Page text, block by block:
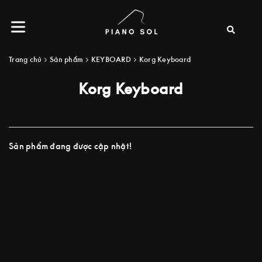
Trang chủ Sản phẩm KEYBOARD Korg Keyboard
Korg Keyboard
Sản phẩm đang được cập nhật!